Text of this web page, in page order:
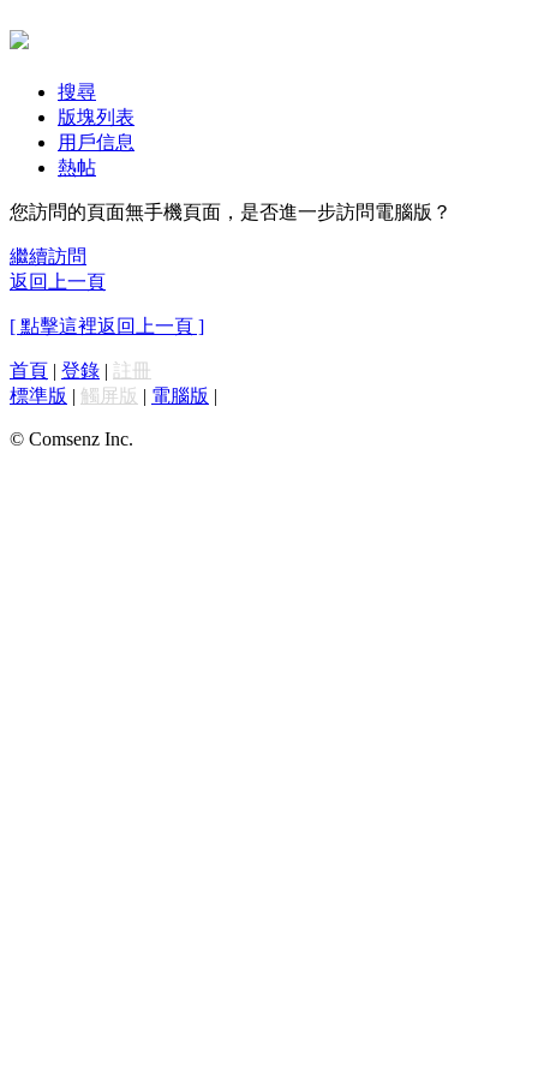
搜尋
版塊列表
用戶信息
熱帖
您訪問的頁面無手機頁面，是否進一步訪問電腦版？
繼續訪問
返回上一頁
[ 點擊這裡返回上一頁 ]
首頁 | 登錄 | 註冊
標準版 | 觸屏版 | 電腦版 |
© Comsenz Inc.